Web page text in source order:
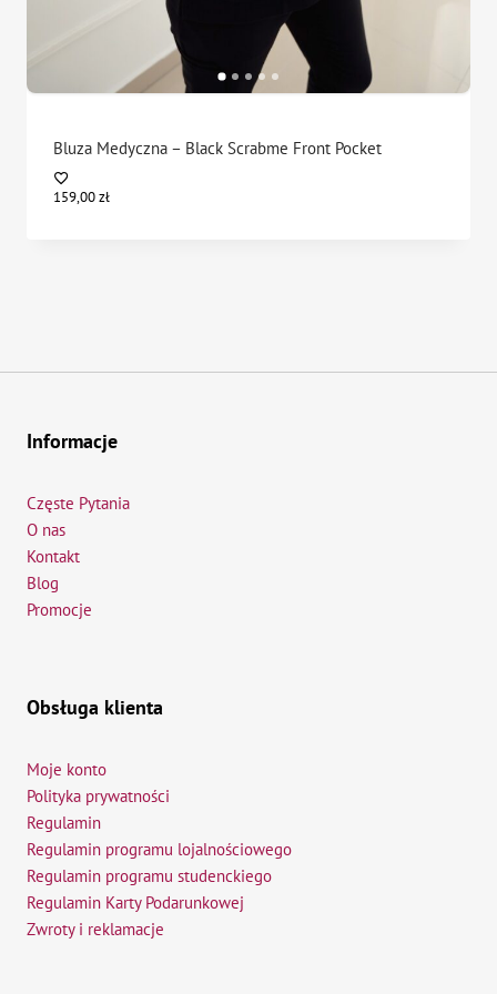
Bluza Medyczna – Black Scrabme Front Pocket
159,00zł
Informacje
Częste Pytania
O nas
Kontakt
Blog
Promocje
Obsługa klienta
Moje konto
Polityka prywatności
Regulamin
Regulamin programu lojalnościowego
Regulamin programu studenckiego
Regulamin Karty Podarunkowej
Zwroty i reklamacje